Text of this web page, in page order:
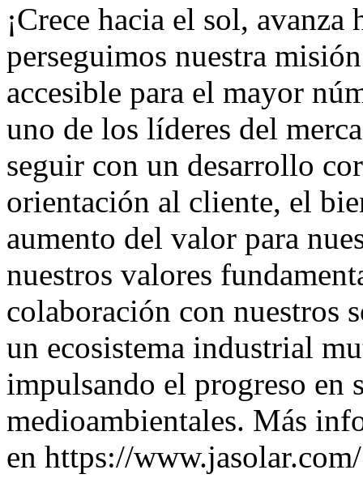
¡Crece hacia el sol,
perseguimos nuestra
accesible para el mayor
uno de los líderes del
seguir con un desarrollo
orientación al cliente, el
aumento del valor para
nuestros valores
colaboración con nuestros
un ecosistema industrial
impulsando el progreso en
medioambientales. Más
en https://www.jasolar.com/